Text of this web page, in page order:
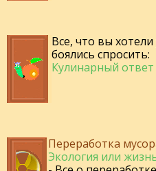
Все, что вы
боялись спросить:
Кулинарный ответ
Переработка
Экология или